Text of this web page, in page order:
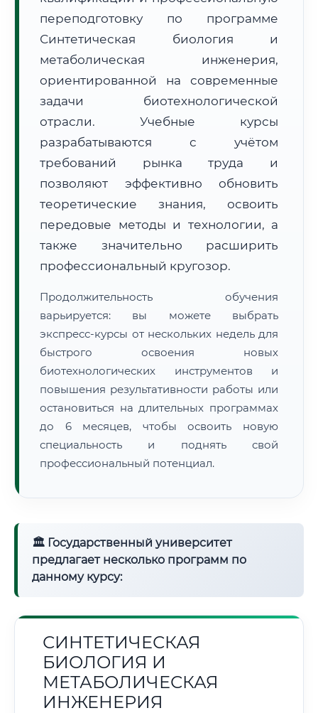
Расчет логистики оригиналов:
• Экспресс-доставка СДЭК / Почтой:4–6 рабочих дней
📜 Документы и аккредитация
🔍Нажмите на документ для увеличения и просмотра
переподготовку по программе
Синтетическая биология и
метаболическая инженерия,
ориентированной на современные
задачи биотехнологической
отрасли. Учебные курсы
разрабатываются с учётом
требований рынка труда и
позволяют эффективно обновить
теоретические знания, освоить
передовые методы и технологии, а
также значительно расширить
профессиональный кругозор.
Продолжительность обучения
варьируется: вы можете выбрать
экспресс-курсы от нескольких недель для
быстрого освоения новых
биотехнологических инструментов и
повышения результативности работы или
остановиться на длительных программах
до 6 месяцев, чтобы освоить новую
специальность и поднять свой
профессиональный потенциал.
🏛 Государственный университет
предлагает несколько программ по
данному курсу:
СИНТЕТИЧЕСКАЯ
БИОЛОГИЯ И
МЕТАБОЛИЧЕСКАЯ
ИНЖЕНЕРИЯ